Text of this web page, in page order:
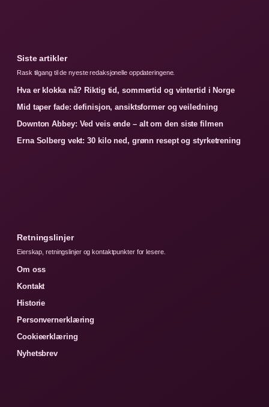
Siste artikler
Rask tilgang til de nyeste redaksjonelle oppdateringene.
Hva er klokka nå? Riktig tid, sommertid og vintertid i Norge
Mid taper fade: definisjon, ansiktsformer og veiledning
Downton Abbey: Ved veis ende – alt om den siste filmen
Erna Solberg vekt: 30 kilo ned, grønn resept og styrketrening
Retningslinjer
Eierskap, retningslinjer og kontaktpunkter for lesere.
Om oss
Kontakt
Historie
Personvernerklæring
Cookieerklæring
Nyhetsbrev